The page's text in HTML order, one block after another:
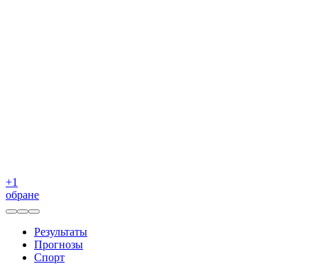
+1
обране
Результаты
Прогнозы
Спорт